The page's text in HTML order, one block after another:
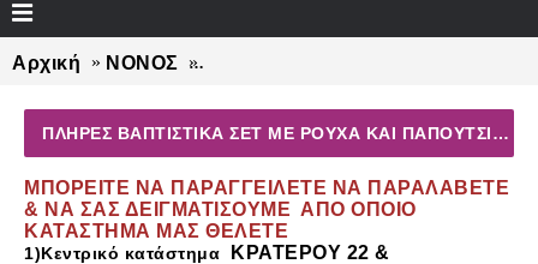
Αρχική ΝΟΝΟΣ
ΠΛΗΡΕΣ ΒΑΠΤΙΣΤΙΚΆ ΣΈΤ ΜΕ ΡΟΥΧΑ ΚΑΙ ΠΑΠΟΥΤΣΙΑ ΓΙΑ ΚΟΡΙΤΣΙ
ΜΠΟΡΕΙΤΕ ΝΑ ΠΑΡΑΓΓΕΙΛΕΤΕ ΝΑ ΠΑΡΑΛΑΒΕΤΕ
& ΝΑ ΣΑΣ ΔΕΙΓΜΑΤΙΣΟΥΜΕ ΑΠΟ ΟΠΟΙΟ
ΚΑΤΑΣΤΗΜΑ ΜΑΣ ΘΕΛΕΤΕ
1)Κεντρικό κατάστημα
ΚΡΑΤΕΡΟΥ 22 &